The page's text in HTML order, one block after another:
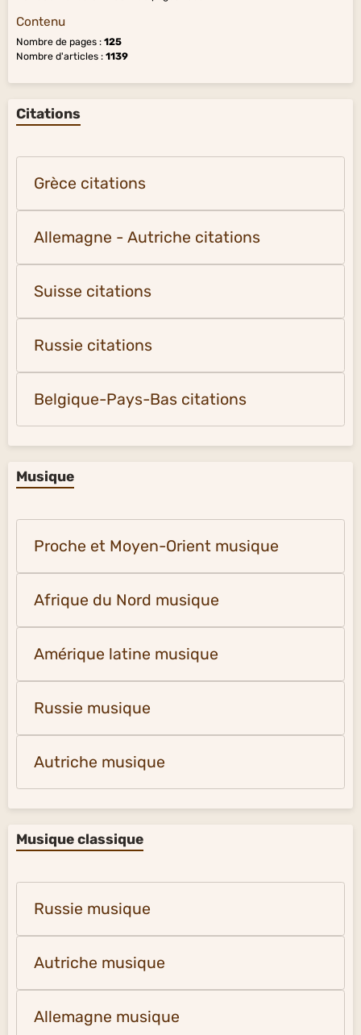
Contenu
Nombre de pages : 125
Nombre d'articles : 1139
Citations
Grèce citations
Allemagne - Autriche citations
Suisse citations
Russie citations
Belgique-Pays-Bas citations
Musique
Proche et Moyen-Orient musique
Afrique du Nord musique
Amérique latine musique
Russie musique
Autriche musique
Musique classique
Russie musique
Autriche musique
Allemagne musique